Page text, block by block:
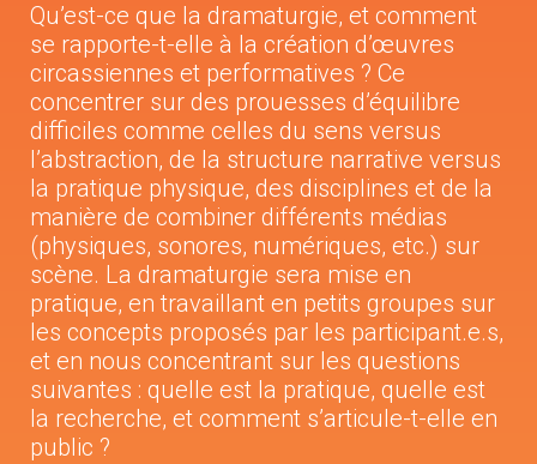
Qu’est-ce que la dramaturgie, et comment
se rapporte-t-elle à la création d’œuvres
circassiennes et performatives ? Ce
concentrer sur des prouesses d’équilibre
difficiles comme celles du sens versus
l’abstraction, de la structure narrative versus
la pratique physique, des disciplines et de la
manière de combiner différents médias
(physiques, sonores, numériques, etc.) sur
scène. La dramaturgie sera mise en
pratique, en travaillant en petits groupes sur
les concepts proposés par les participant.e.s,
et en nous concentrant sur les questions
suivantes : quelle est la pratique, quelle est
la recherche, et comment s’articule-t-elle en
public ?